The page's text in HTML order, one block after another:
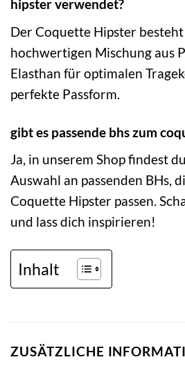
hipster verwendet?
Der Coquette Hipster
hochwertigen Mischung aus
Elasthan für optimalen
perfekte Passform.
gibt es passende bhs zum
Ja, in unserem Shop findest
Auswahl an passenden BHs,
Coquette Hipster passen.
und lass dich inspirieren!
Inhalt
ZUSÄTZLICHE